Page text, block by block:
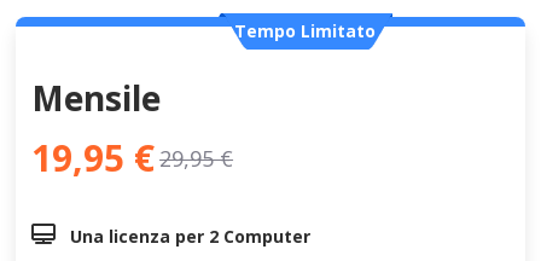
Tempo Limitato
Mensile
19,95 €29,95 €
 Una licenza per 2 Computer